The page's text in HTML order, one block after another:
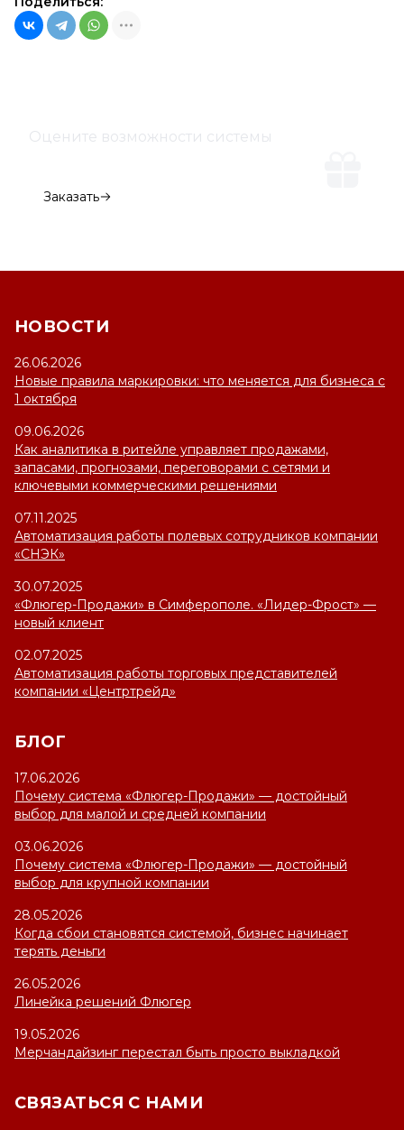
Оцените возможности системы
Заказать
НОВОСТИ
26.06.2026
Новые правила маркировки: что меняется для бизнеса с
1 октября
09.06.2026
Как аналитика в ритейле управляет продажами,
запасами, прогнозами, переговорами с сетями и
ключевыми коммерческими решениями
07.11.2025
Автоматизация работы полевых сотрудников компании
«СНЭК»
30.07.2025
«Флюгер-Продажи» в Симферополе. «Лидер-Фрост» —
новый клиент
02.07.2025
Автоматизация работы торговых представителей
компании «Центртрейд»
БЛОГ
17.06.2026
Почему система «Флюгер-Продажи» — достойный
выбор для малой и средней компании
03.06.2026
Почему система «Флюгер-Продажи» — достойный
выбор для крупной компании
28.05.2026
Когда сбои становятся системой, бизнес начинает
терять деньги
26.05.2026
Линейка решений Флюгер
19.05.2026
Мерчандайзинг перестал быть просто выкладкой
СВЯЗАТЬСЯ С НАМИ